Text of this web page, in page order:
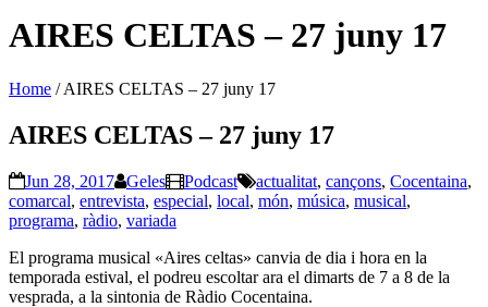
AIRES CELTAS – 27 juny 17
Home /AIRES CELTAS – 27 juny 17
AIRES CELTAS – 27 juny 17
Jun 28, 2017 Geles Podcast actualitat, cançons, Cocentaina,
comarcal, entrevista, especial, local, món, música, musical,
programa, ràdio, variada
El programa musical «Aires celtas» canvia de dia i hora en la
temporada estival, el podreu escoltar ara el dimarts de 7 a 8 de la
vesprada, a la sintonia de Ràdio Cocentaina.